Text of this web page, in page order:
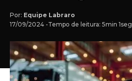
Por: Equipe Labraro
17/09/2024 -Tempo de leitura: 5min 1seg